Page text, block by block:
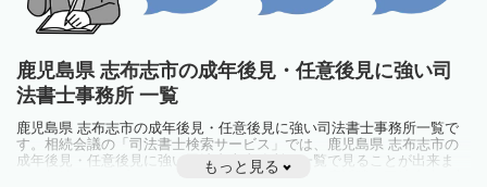
鹿児島県 志布志市の成年後見・任意後見に強い司
法書士事務所 一覧
鹿児島県 志布志市の成年後見・任意後見に強い司法書士事務所一覧で
す。相続会議の「司法書士検索サービス」では、鹿児島県 志布志市の
成年後見・任意後見に強い司法書士事務所を一覧で見ることが出来ま
す。相続のトラブルやお悩みを抱えている方は一度近隣の司法書士に相
もっと見る